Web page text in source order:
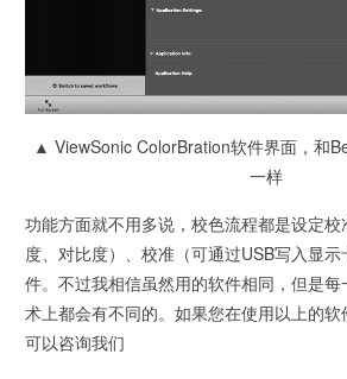
▲ ViewSonic ColorBration软件界面，和
一样
功能方面就不用多说，校色流程都是设定
度、对比度）、校准（可通过USB写入显
件。不过我相信虽然用的软件相同，但是
术上都会有不同的。如果您在使用以上的软
可以咨询我们